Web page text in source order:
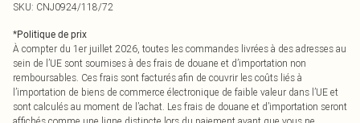
SKU: CNJ0924/118/72
*Politique de prix
À compter du 1er juillet 2026, toutes les commandes livrées à des adresses au
sein de l’UE sont soumises à des frais de douane et d’importation non
remboursables. Ces frais sont facturés afin de couvrir les coûts liés à
l’importation de biens de commerce électronique de faible valeur dans l’UE et
sont calculés au moment de l’achat. Les frais de douane et d’importation seront